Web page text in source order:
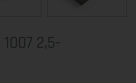
2,5-